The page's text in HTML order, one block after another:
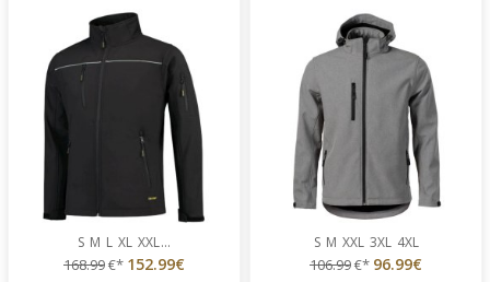
S M L XL XXL...
168.99€* 152.99€
S M XXL 3XL 4XL
106.99€* 96.99€